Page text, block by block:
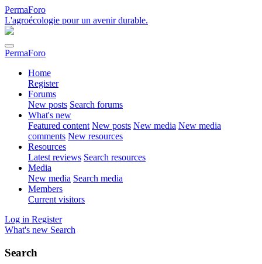
PermaForo
L'agroécologie pour un avenir durable.
PermaForo
Home
Register
Forums
New posts Search forums
What's new
Featured content New posts New media New media
comments New resources
Resources
Latest reviews Search resources
Media
New media Search media
Members
Current visitors
Log in Register
What's new Search
Search